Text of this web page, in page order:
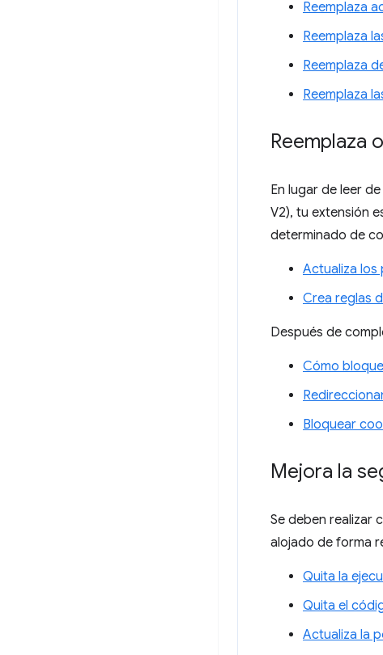
Reemplaza
Reemplaza
Reemplaza
Reemplaza
Reemplaza
En lugar de leer
V2), tu extensión
determinado de
Actualiza los
Crea reglas
Después de
Cómo
Bloquear
Mejora la
Se deben realizar
alojado de forma
Quita la
Quita el
Actualiza la